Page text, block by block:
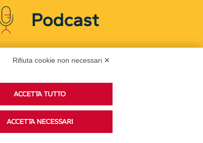
Podcast
Ascolta i podcast di approfondimento di Legacoop
Accedi alla sezione
Rifiuta cookie non necessari ✕
ACCETTA TUTTO
ACCETTA NECESSARI